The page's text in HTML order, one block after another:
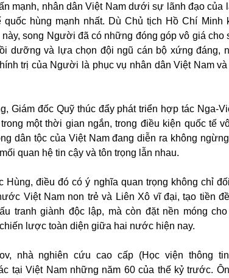
mạnh, nhân dân Việt Nam dưới sự lãnh đạo của
hùng mạnh nhất. Dù Chủ tịch Hồ Chí Minh
song Người đã có những đóng góp vô giá cho
dưỡng và lựa chọn đội ngũ cán bộ xứng đáng,
trị của Người là phục vụ nhân dân Việt Nam
Giám đốc Quỹ thúc đẩy phát triển hợp tác Nga-
một thời gian ngắn, trong điều kiện quốc tế
dân tộc của Việt Nam đang diễn ra không
quan hệ tin cậy và tôn trọng lẫn nhau.
Hùng, điều đó có ý nghĩa quan trọng không chỉ
Việt Nam non trẻ và Liên Xô vĩ đại, tạo tiền
tranh giành độc lập, mà còn đặt nền móng
lược toàn diện giữa hai nước hiện nay.
nhà nghiên cứu cao cấp (Học viện thông
tại Việt Nam những năm 60 của thế kỷ trước.